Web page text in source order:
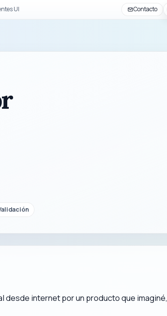
UI Contacto
desde internet por un producto que imaginé,